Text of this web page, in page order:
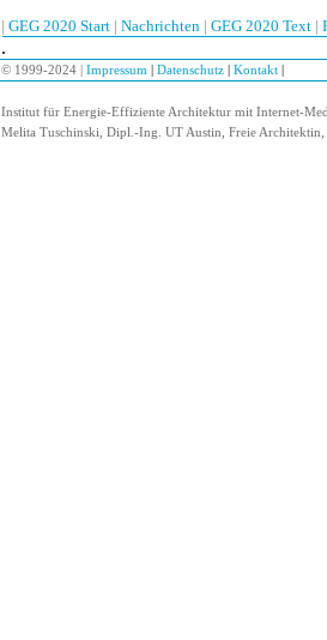
| GEG 2020 Start | Nachrichten | GEG 2020 Text |
.
© 1999-2024 | Impressum Datenschutz Kontakt
Institut für Energie-Effiziente Architektur mit Internet-
Melita Tuschinski, Dipl.-Ing. UT Austin, Freie Architektin,